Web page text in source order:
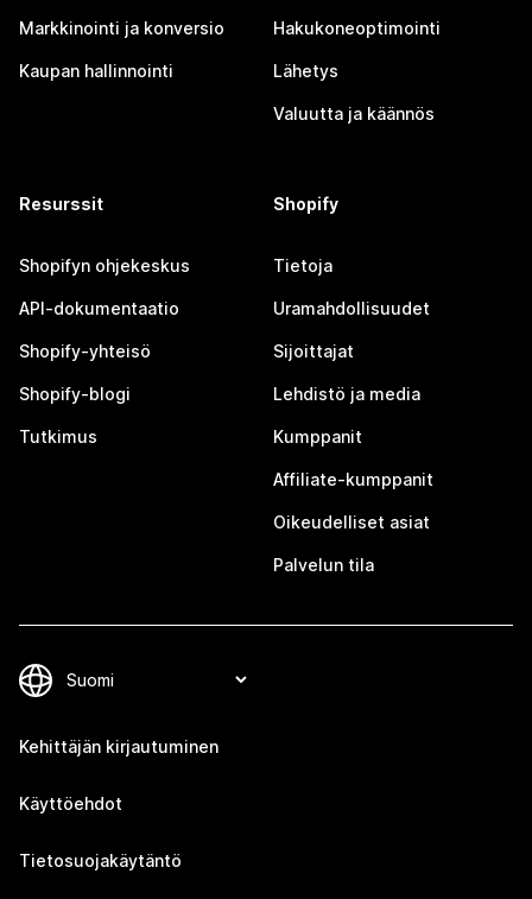
Markkinointi ja konversio
Kaupan hallinnointi
Hakukoneoptimointi
Lähetys
Valuutta ja käännös
Resurssit
Shopifyn ohjekeskus
API-dokumentaatio
Shopify-yhteisö
Shopify-blogi
Tutkimus
Shopify
Tietoja
Uramahdollisuudet
Sijoittajat
Lehdistö ja media
Kumppanit
Affiliate-kumppanit
Oikeudelliset asiat
Palvelun tila
Kehittäjän kirjautuminen
Käyttöehdot
Tietosuojakäytäntö